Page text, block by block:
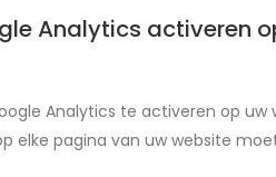
Analytics activeren
Analytics te activeren op
elke pagina van uw website